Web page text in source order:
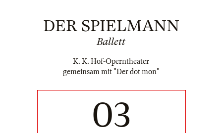
DER SPIELMANN
Ballett
K. K. Hof-Operntheater
gemeinsam mit "Der dot mon"
03